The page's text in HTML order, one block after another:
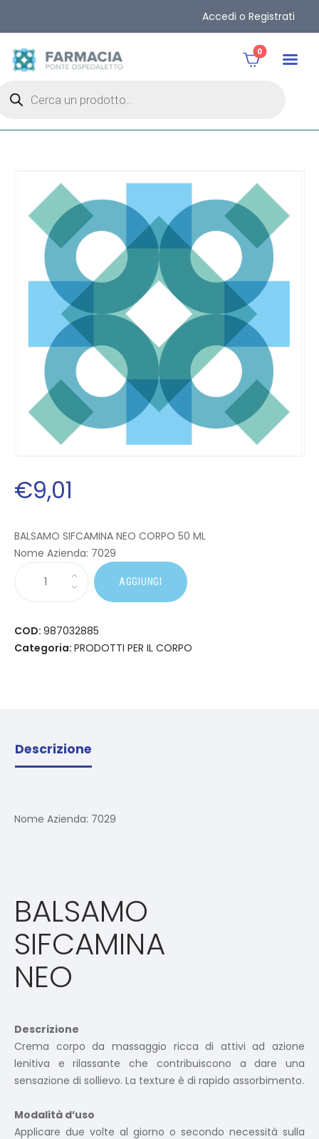
Accedi o Registrati
0
€9,01
BALSAMO SIFCAMINA NEO CORPO 50 ML
Nome Azienda: 7029
AGGIUNGI
COD: 987032885
Categoria: PRODOTTI PER IL CORPO
Descrizione
Nome Azienda: 7029
BALSAMO
SIFCAMINA
NEO
Descrizione
Crema corpo da massaggio ricca di attivi ad azione
lenitiva e rilassante che contribuiscono a dare una
sensazione di sollievo. La texture è di rapido assorbimento.
Modalità d’uso
Applicare due volte al giorno o secondo necessità sulla